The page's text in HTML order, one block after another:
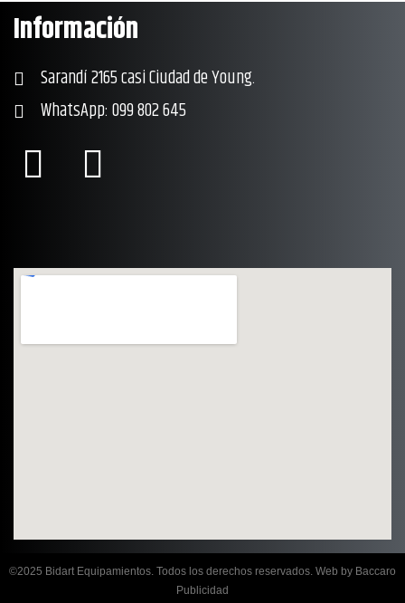
Información
Sarandí 2165 casi Ciudad de Young.
WhatsApp: 099 802 645
©2025 Bidart Equipamientos. Todos los derechos reservados. Web by Baccaro
Publicidad